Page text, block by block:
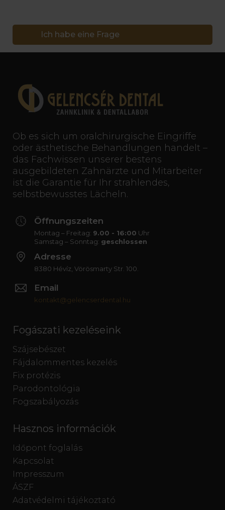
Ich habe eine Frage
Ob es sich um oralchirurgische Eingriffe
oder ästhetische Behandlungen handelt –
das Fachwissen unserer bestens
ausgebildeten Zahnärzte und Mitarbeiter
ist die Garantie für Ihr strahlendes,
selbstbewusstes Lächeln.
Öffnungszeiten
Montag – Freitag: 9.00 - 16:00 Uhr
Samstag – Sonntag: geschlossen
Adresse
8380 Hévíz, Vörösmarty Str. 100.
Email
kontakt@gelencserdental.hu
Fogászati kezeléseink
Szájsebészet
Fájdalommentes kezelés
Fix protézis
Parodontológia
Fogszabályozás
Hasznos információk
Időpont foglalás
Kapcsolat
Impresszum
ÁSZF
Adatvédelmi tájékoztató